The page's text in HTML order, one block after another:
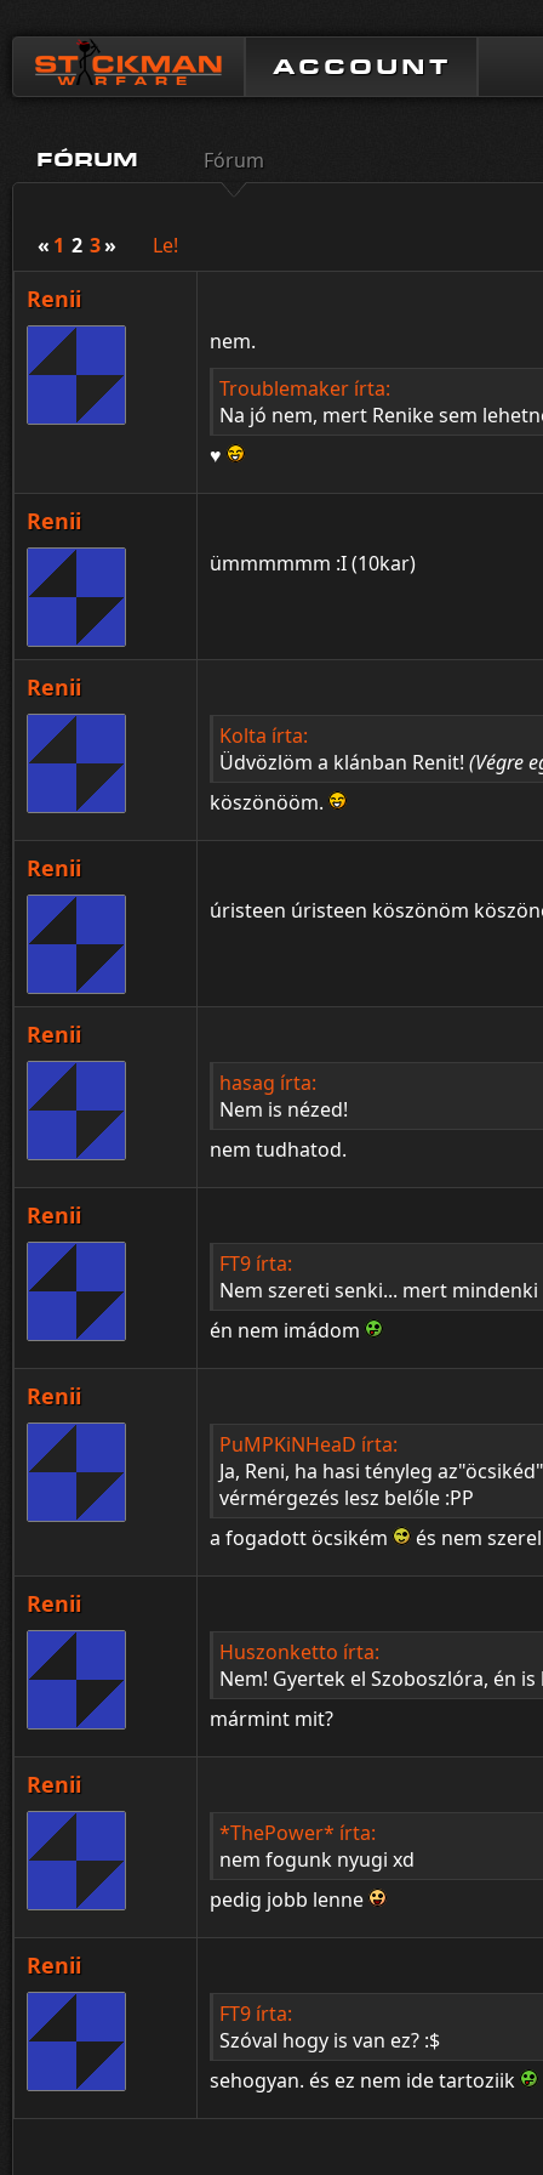
ACCOUNT
FÓRUM Fórum
« 1 2 3» Le!
Renii
nem.
Troublemaker írta:
Na jó nem, mert Renike sem
♥
Renii
ümmmmmm :I (10kar)
Renii
Kolta írta:
Üdvözlöm a klánban Renit! (Végre
köszönööm.
Renii
úristeen úristeen köszönöm
Renii
hasag írta:
Nem is nézed!
nem tudhatod.
Renii
FT9 írta:
Nem szereti senki... mert
én nem imádom
Renii
PuMPKiNHeaD írta:
Ja, Reni, ha hasi tényleg
vérmérgezés lesz belőle :PP
a fogadott öcsikém
és nem
Renii
Huszonketto írta:
Nem! Gyertek el Szoboszlóra, én
mármint mit?
Renii
*ThePower* írta:
nem fogunk nyugi xd
pedig jobb lenne
Renii
FT9 írta:
Szóval hogy is van ez? :$
sehogyan. és ez nem ide tartoziik